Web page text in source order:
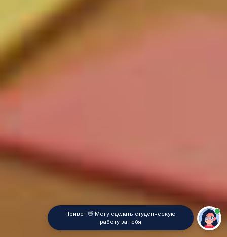
Привет 👋 Могу сделать студенческую
работу за тебя